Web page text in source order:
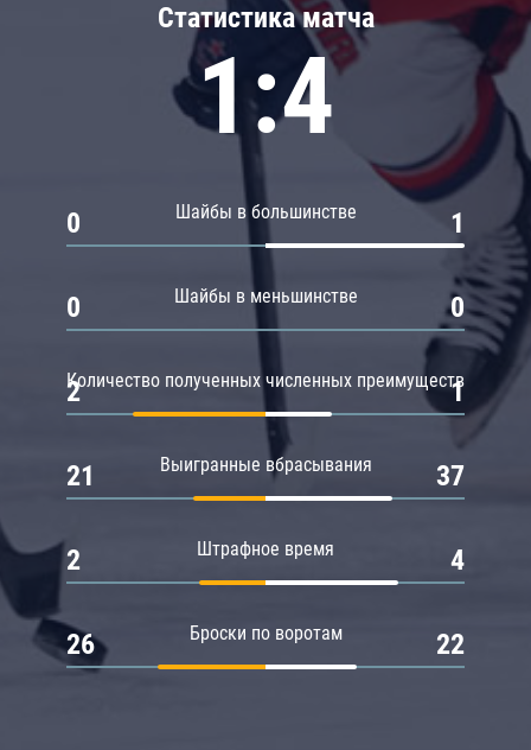
Статистика матча
1:4
Шайбы в большинстве
0 1
Шайбы в меньшинстве
0 0
Количество полученных численных преимуществ
2 1
Выигранные вбрасывания
21 37
Штрафное время
2 4
Броски по воротам
26 22